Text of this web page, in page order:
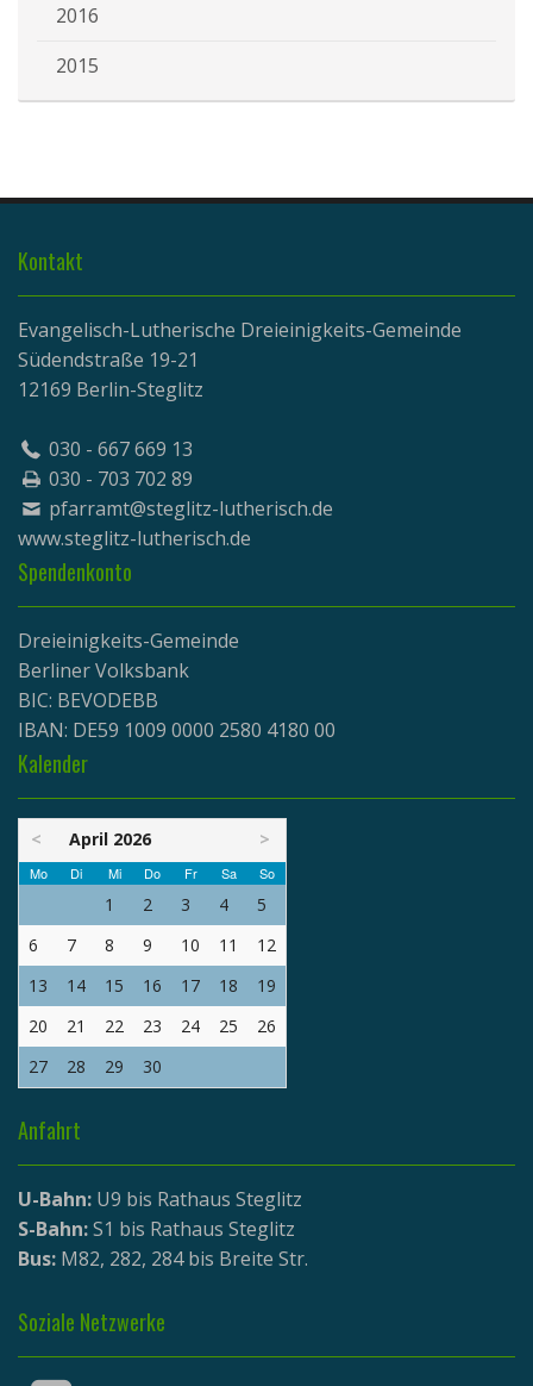
2016
2015
Kontakt
Evangelisch-Lutherische Dreieinigkeits-Gemeinde
Südendstraße 19-21
12169 Berlin-Steglitz
030 - 667 669 13
030 - 703 702 89
pfarramt@steglitz-lutherisch.de
www.steglitz-lutherisch.de
Spendenkonto
Dreieinigkeits-Gemeinde
Berliner Volksbank
BIC: BEVODEBB
IBAN: DE59 1009 0000 2580 4180 00
Kalender
< April 2026 >
Mo Di Mi Do Fr Sa So
1 2 3 4
5
6
7 8 9 10 11
12
13
14 15 16 17 18
19
20
21 22 23 24 25
26
27
28 29 30
Anfahrt
U-Bahn: U9 bis Rathaus Steglitz
S-Bahn:S1 bis Rathaus Steglitz
Bus: M82, 282, 284 bis Breite Str.
Soziale Netzwerke